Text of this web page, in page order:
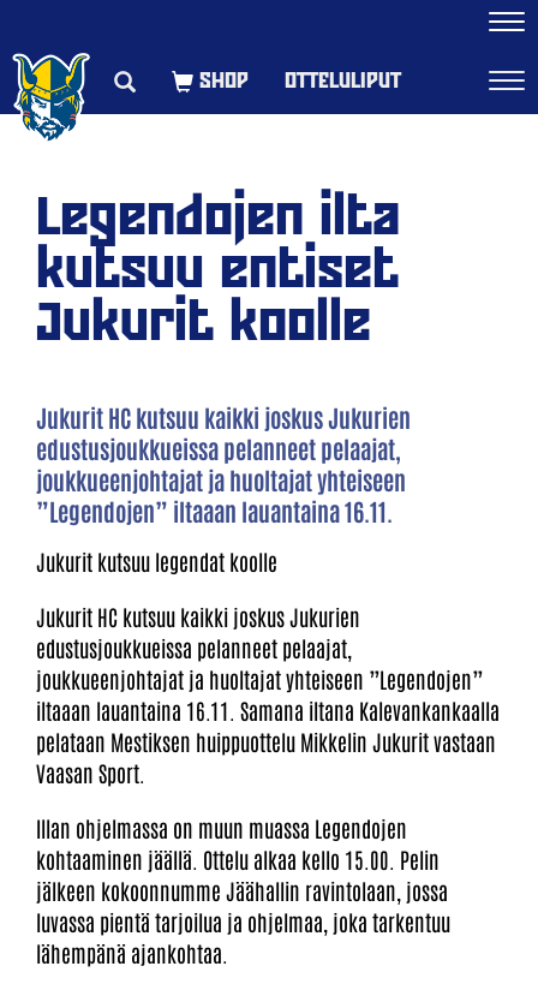
OTTELULIPUT
Legendojen ilta
kutsuu entiset
Jukurit koolle
Jukurit HC kutsuu kaikki joskus Jukurien
edustusjoukkueissa pelanneet pelaajat,
joukkueenjohtajat ja huoltajat yhteiseen
”Legendojen” iltaaan lauantaina 16.11.
Jukurit kutsuu legendat koolle
Jukurit HC kutsuu kaikki joskus Jukurien
edustusjoukkueissa pelanneet pelaajat,
joukkueenjohtajat ja huoltajat yhteiseen ”Legendojen”
iltaaan lauantaina 16.11. Samana iltana Kalevankankaalla
pelataan Mestiksen huippuottelu Mikkelin Jukurit vastaan
Vaasan Sport.
Illan ohjelmassa on muun muassa Legendojen
kohtaaminen jäällä. Ottelu alkaa kello 15.00. Pelin
jälkeen kokoonnumme Jäähallin ravintolaan, jossa
luvassa pientä tarjoilua ja ohjelmaa, joka tarkentuu
lähempänä ajankohtaa.